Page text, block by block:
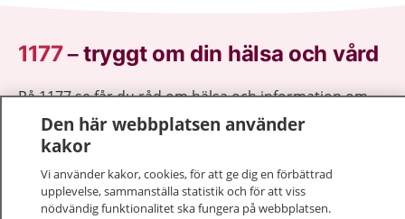
1177–tryggt om din hälsa och vård
På 1177.se får du råd om hälsa och information om
sjukdomar och vilka mottagningar du kan kontakta.
Logga in för att läsa din journal och göra dina
sjukvårdsrådgivning dygnet runt.
1177 ger dig råd när du vill må bättre.
Den här webbplatsen använder
kakor
Vi använder kakor, cookies, för att ge dig en förbättrad
upplevelse, sammanställa statistik och för att viss
nödvändig funktionalitet ska fungera på webbplatsen.